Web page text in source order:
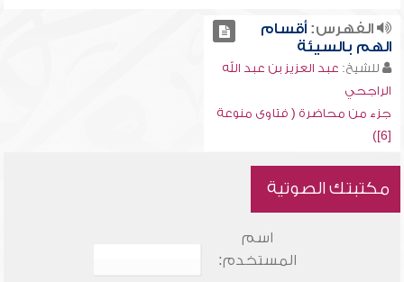
الفهرس:أقسام
الهم بالسيئة
للشيخ: عبد العزيز بن عبد الله
الراجحي
جزء من محاضرة ( فتاوى منوعة
[6])
مكتبتك الصوتية
اسم
المستخدم: